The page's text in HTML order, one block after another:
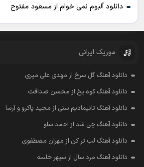
دانلود آلبوم نمی خوام از مسعود مفتوح
موزیک ایرانی
دانلود آهنگ گل سرخ از مهدی علی میری
دانلود آهنگ کوه یخ از محسن صداقت
دانلود آهنگ تانیمادیم سنی از مجید پاکرو و آرسا
دانلود آهنگ چی شد از احمد سلو
دانلود آهنگ لب تر کن از مهران مصطفوی
دانلود آهنگ مرد سال از سپهر خلسه